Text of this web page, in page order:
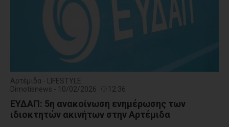
Αρτέμιδα - LIFESTYLE
Dimotisnews - 10/02/2026
12:36
ΕΥΔΑΠ: 5η ανακοίνωση ενημέρωσης των
ιδιοκτητών ακινήτων στην Αρτέμιδα